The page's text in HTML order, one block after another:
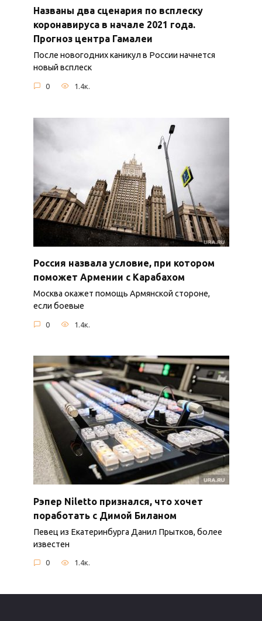
Названы два сценария по всплеску
коронавируса в начале 2021 года.
Прогноз центра Гамалеи
После новогодних каникул в России начнется
новый всплеск
0 1.4к.
Россия назвала условие, при котором
поможет Армении с Карабахом
Москва окажет помощь Армянской стороне,
если боевые
0 1.4к.
Рэпер Niletto признался, что хочет
поработать с Димой Биланом
Певец из Екатеринбурга Данил Прытков, более
известен
0 1.4к.